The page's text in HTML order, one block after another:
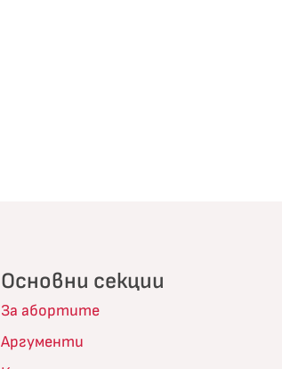
Основни секции
За абортите
Аргументи